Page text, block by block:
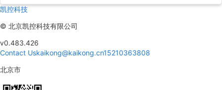
凯控科技
© 北京凯控科技有限公司
v0.483.426
Contact Uskaikong@kaikong.cn15210363808
北京市